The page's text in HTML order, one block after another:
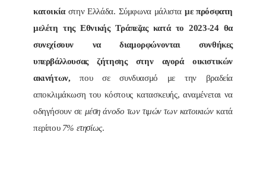
κατοικίαστην Ελλάδα. Σύμφωνα μάλιστα με πρόσφατη
μελέτη της Εθνικής Τράπεζας κατά το 2023-24 θα
συνεχίσουν να διαμορφώνονται συνθήκες
υπερβάλλουσας ζήτησης στην αγορά οικιστικών
ακινήτων, που σε συνδυασμό με την βραδεία
αποκλιμάκωση του κόστους κατασκευής, αναμένεται να
οδηγήσουν σε μέση άνοδο των τιμών των κατοικιώνκατά
περίπου 7% ετησίως.